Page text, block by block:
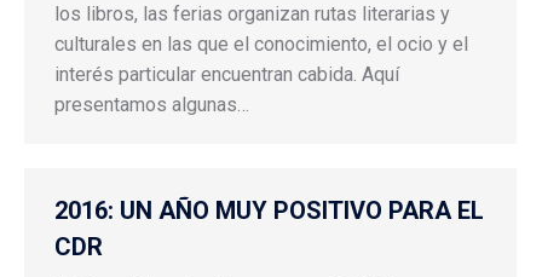
los libros, las ferias organizan rutas literarias y
culturales en las que el conocimiento, el ocio y el
interés particular encuentran cabida. Aquí
presentamos algunas…
2016: UN AÑO MUY POSITIVO PARA EL
CDR